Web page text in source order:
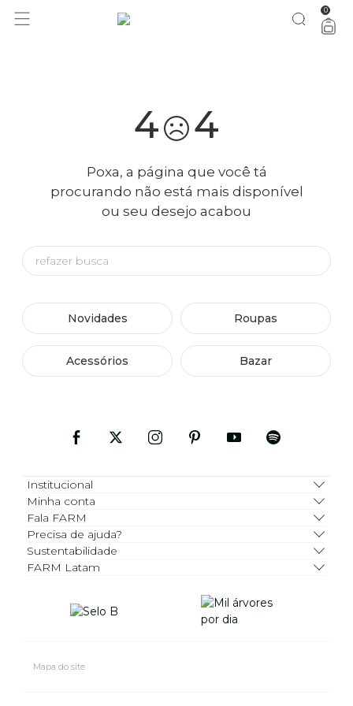
você merece 30% OFF pra comemorar com a gente aproveita! 0
4 4
Poxa, a página que você tá
procurando não está mais disponível
ou seu desejo acabou
Novidades Roupas
Acessórios Bazar
Institucional
Minha conta
Fala FARM
Precisa de ajuda?
Sustentabilidade
FARM Latam
Mapa do site